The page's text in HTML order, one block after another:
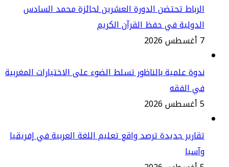
تحتضن الدورة العشرين لجائزة محمد السادس
في حفظ القرآن الكريم
علمية بالناظور تسلط الضوء على الاختيارات المغربية
الفقه
جديدة ترصد واقع تعليم اللغة العربية في إفريقيا